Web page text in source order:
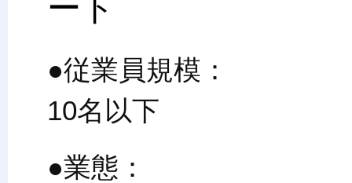
ート
●従業員規模：
10名以下
●業態：